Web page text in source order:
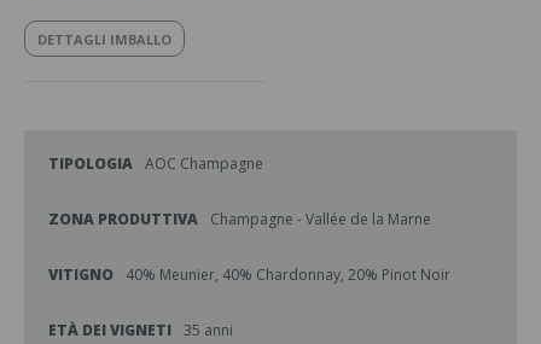
DETTAGLI IMBALLO
TIPOLOGIA AOC Champagne
ZONA PRODUTTIVA Champagne - Vallée de la Marne
VITIGNO 40% Meunier, 40% Chardonnay, 20% Pinot Noir
ETÀ DEI VIGNETI 35 anni